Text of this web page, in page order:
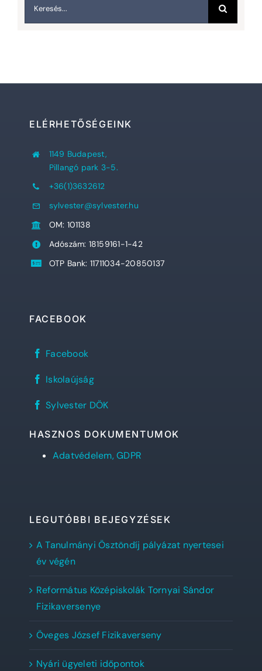
ELÉRHETŐSÉGEINK
1149 Budapest,
Pillangó park 3-5.
+36(1)3632612
sylvester@sylvester.hu
OM: 101138
Adószám: 18159161-1-42
OTP Bank: 11711034-20850137
FACEBOOK
Sylvester
János
Gimnázium
facebook
Facebook
REFlex,
diáklapja
Iskolaújság
Sylvester
DÖK
oldala
Sylvester DÖK
HASZNOS DOKUMENTUMOK
Adatvédelem, GDPR
LEGUTÓBBI BEJEGYZÉSEK
A Tanulmányi Ösztöndíj pályázat nyertesei
év végén
Református Középiskolák Tornyai Sándor
Fizikaversenye
Öveges József Fizikaverseny
Nyári ügyeleti időpontok